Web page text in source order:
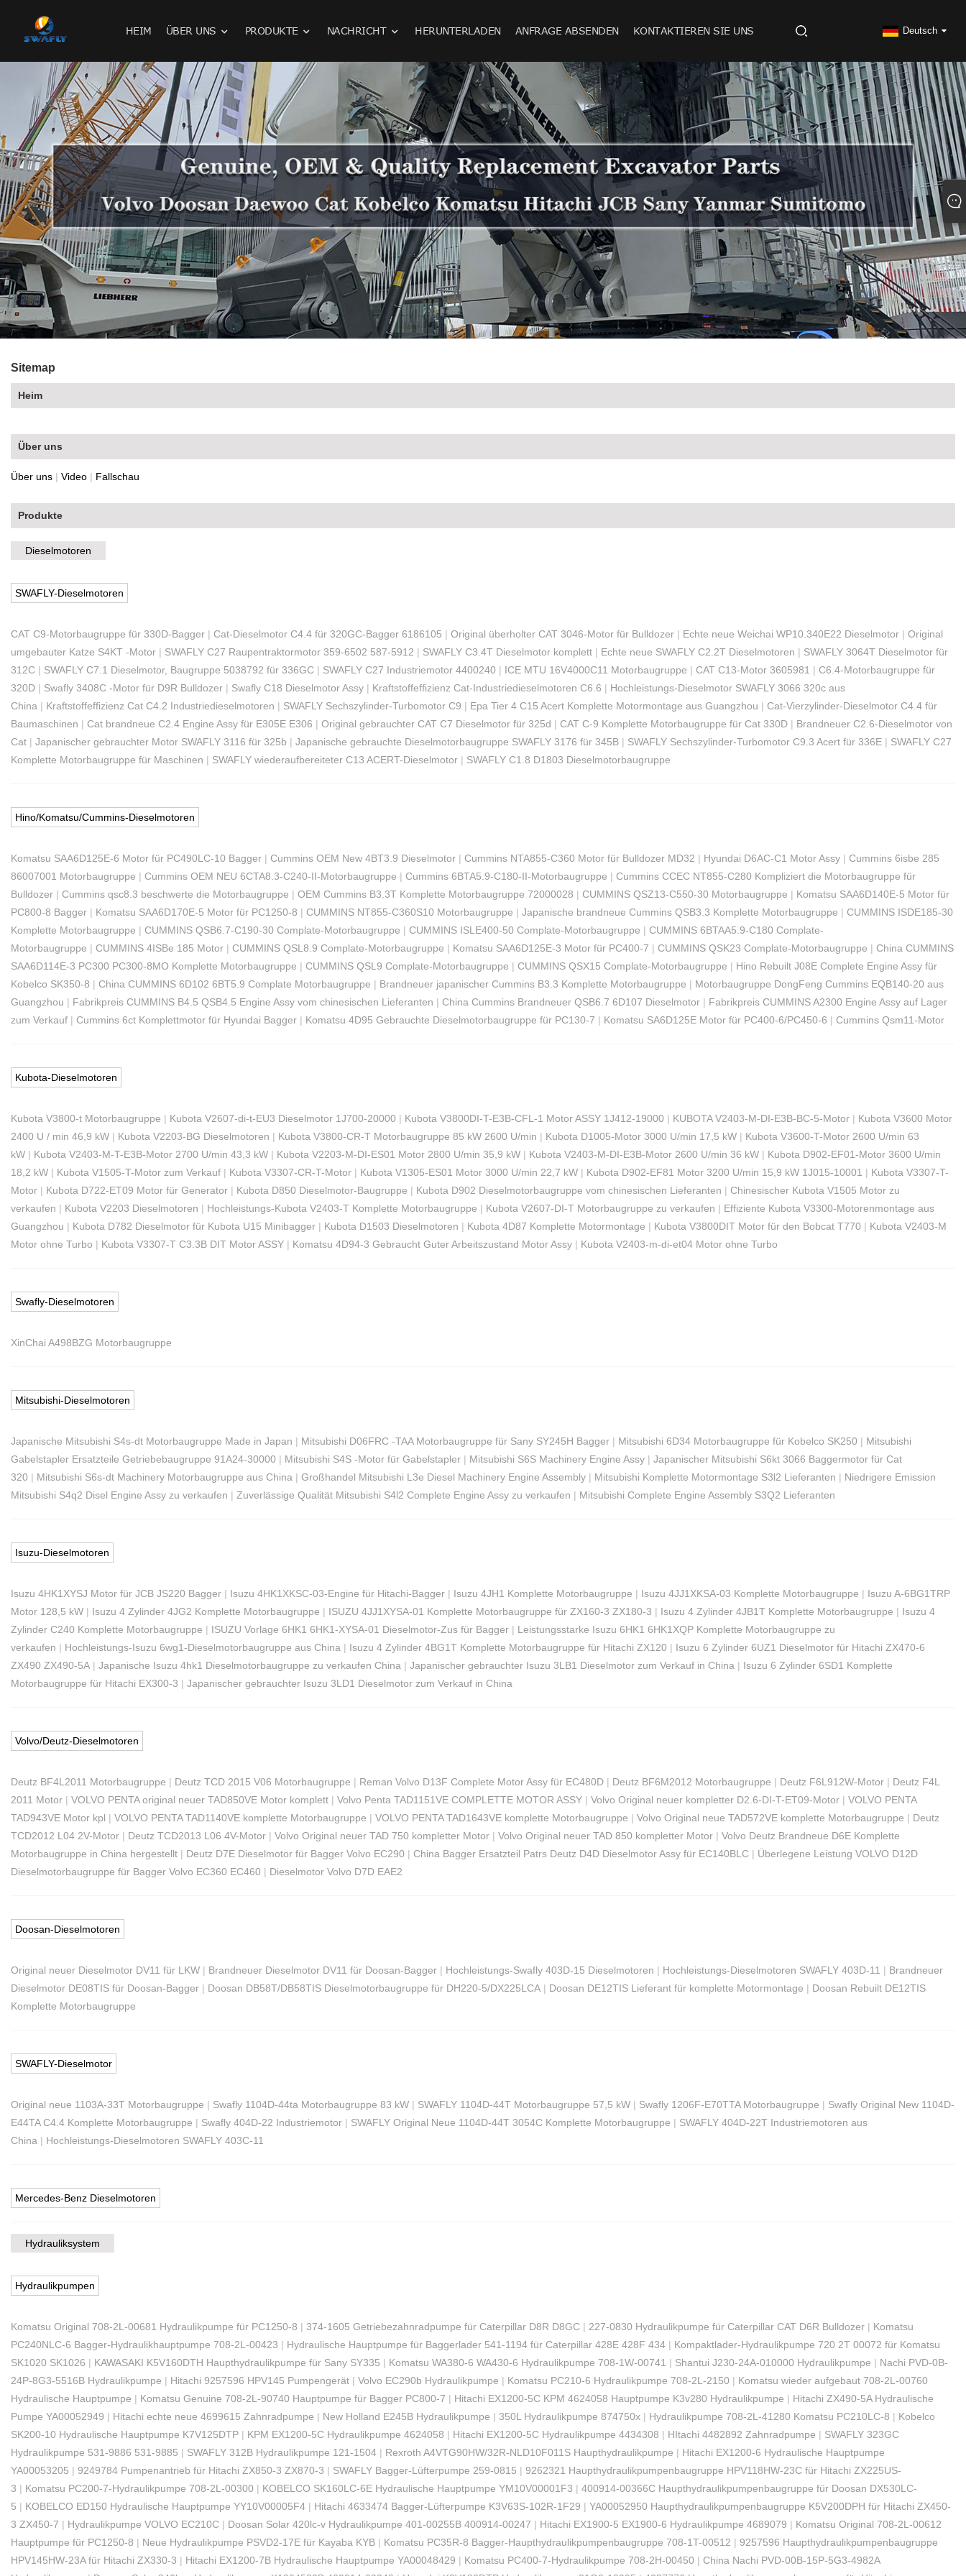
HEIM ÜBER UNS PRODUKTE NACHRICHT HERUNTERLADEN ANFRAGE ABSENDEN KONTAKTIEREN SIE UNS Deutsch
Sitemap
Heim
Über uns
Über uns | Video | Fallschau
Produkte
Dieselmotoren
SWAFLY-Dieselmotoren
CAT C9-Motorbaugruppe für 330D-Bagger | Cat-Dieselmotor C4.4 für 320GC-Bagger 6186105 | Original überholter CAT 3046-Motor für Bulldozer | Echte neue Weichai WP10.340E22 Dieselmotor | Original
umgebauter Katze S4KT -Motor | SWAFLY C27 Raupentraktormotor 359-6502 587-5912 | SWAFLY C3.4T Dieselmotor komplett | Echte neue SWAFLY C2.2T Dieselmotoren | SWAFLY 3064T Dieselmotor für
312C | SWAFLY C7.1 Dieselmotor, Baugruppe 5038792 für 336GC | SWAFLY C27 Industriemotor 4400240 | ICE MTU 16V4000C11 Motorbaugruppe | CAT C13-Motor 3605981 | C6.4-Motorbaugruppe für
320D | Swafly 3408C -Motor für D9R Bulldozer | Swafly C18 Dieselmotor Assy | Kraftstoffeffizienz Cat-Industriedieselmotoren C6.6 | Hochleistungs-Dieselmotor SWAFLY 3066 320c aus
China | Kraftstoffeffizienz Cat C4.2 Industriedieselmotoren | SWAFLY Sechszylinder-Turbomotor C9 | Epa Tier 4 C15 Acert Komplette Motormontage aus Guangzhou | Cat-Vierzylinder-Dieselmotor C4.4 für
Baumaschinen | Cat brandneue C2.4 Engine Assy für E305E E306 | Original gebrauchter CAT C7 Dieselmotor für 325d | CAT C-9 Komplette Motorbaugruppe für Cat 330D | Brandneuer C2.6-Dieselmotor von
Cat | Japanischer gebrauchter Motor SWAFLY 3116 für 325b | Japanische gebrauchte Dieselmotorbaugruppe SWAFLY 3176 für 345B | SWAFLY Sechszylinder-Turbomotor C9.3 Acert für 336E | SWAFLY C27
Komplette Motorbaugruppe für Maschinen | SWAFLY wiederaufbereiteter C13 ACERT-Dieselmotor | SWAFLY C1.8 D1803 Dieselmotorbaugruppe
Hino/Komatsu/Cummins-Dieselmotoren
Komatsu SAA6D125E-6 Motor für PC490LC-10 Bagger | Cummins OEM New 4BT3.9 Dieselmotor | Cummins NTA855-C360 Motor für Bulldozer MD32 | Hyundai D6AC-C1 Motor Assy | Cummins 6isbe 285
86007001 Motorbaugruppe | Cummins OEM NEU 6CTA8.3-C240-II-Motorbaugruppe | Cummins 6BTA5.9-C180-II-Motorbaugruppe | Cummins CCEC NT855-C280 Kompliziert die Motorbaugruppe für
Bulldozer | Cummins qsc8.3 beschwerte die Motorbaugruppe | OEM Cummins B3.3T Komplette Motorbaugruppe 72000028 | CUMMINS QSZ13-C550-30 Motorbaugruppe | Komatsu SAA6D140E-5 Motor für
PC800-8 Bagger | Komatsu SAA6D170E-5 Motor für PC1250-8 | CUMMINS NT855-C360S10 Motorbaugruppe | Japanische brandneue Cummins QSB3.3 Komplette Motorbaugruppe | CUMMINS ISDE185-30
Komplette Motorbaugruppe | CUMMINS QSB6.7-C190-30 Complate-Motorbaugruppe | CUMMINS ISLE400-50 Complate-Motorbaugruppe | CUMMINS 6BTAA5.9-C180 Complate-
Motorbaugruppe | CUMMINS 4ISBe 185 Motor | CUMMINS QSL8.9 Complate-Motorbaugruppe | Komatsu SAA6D125E-3 Motor für PC400-7 | CUMMINS QSK23 Complate-Motorbaugruppe | China CUMMINS
SAA6D114E-3 PC300 PC300-8MO Komplette Motorbaugruppe | CUMMINS QSL9 Complate-Motorbaugruppe | CUMMINS QSX15 Complate-Motorbaugruppe | Hino Rebuilt J08E Complete Engine Assy für
Kobelco SK350-8 | China CUMMINS 6D102 6BT5.9 Complate Motorbaugruppe | Brandneuer japanischer Cummins B3.3 Komplette Motorbaugruppe | Motorbaugruppe DongFeng Cummins EQB140-20 aus
Guangzhou | Fabrikpreis CUMMINS B4.5 QSB4.5 Engine Assy vom chinesischen Lieferanten | China Cummins Brandneuer QSB6.7 6D107 Dieselmotor | Fabrikpreis CUMMINS A2300 Engine Assy auf Lager
zum Verkauf | Cummins 6ct Komplettmotor für Hyundai Bagger | Komatsu 4D95 Gebrauchte Dieselmotorbaugruppe für PC130-7 | Komatsu SA6D125E Motor für PC400-6/PC450-6 | Cummins Qsm11-Motor
Kubota-Dieselmotoren
Kubota V3800-t Motorbaugruppe | Kubota V2607-di-t-EU3 Dieselmotor 1J700-20000 | Kubota V3800DI-T-E3B-CFL-1 Motor ASSY 1J412-19000 | KUBOTA V2403-M-DI-E3B-BC-5-Motor | Kubota V3600 Motor
2400 U / min 46,9 kW | Kubota V2203-BG Dieselmotoren | Kubota V3800-CR-T Motorbaugruppe 85 kW 2600 U/min | Kubota D1005-Motor 3000 U/min 17,5 kW | Kubota V3600-T-Motor 2600 U/min 63
kW | Kubota V2403-M-T-E3B-Motor 2700 U/min 43,3 kW | Kubota V2203-M-DI-ES01 Motor 2800 U/min 35,9 kW | Kubota V2403-M-DI-E3B-Motor 2600 U/min 36 kW | Kubota D902-EF01-Motor 3600 U/min
18,2 kW | Kubota V1505-T-Motor zum Verkauf | Kubota V3307-CR-T-Motor | Kubota V1305-ES01 Motor 3000 U/min 22,7 kW | Kubota D902-EF81 Motor 3200 U/min 15,9 kW 1J015-10001 | Kubota V3307-T-
Motor | Kubota D722-ET09 Motor für Generator | Kubota D850 Dieselmotor-Baugruppe | Kubota D902 Dieselmotorbaugruppe vom chinesischen Lieferanten | Chinesischer Kubota V1505 Motor zu
verkaufen | Kubota V2203 Dieselmotoren | Hochleistungs-Kubota V2403-T Komplette Motorbaugruppe | Kubota V2607-DI-T Motorbaugruppe zu verkaufen | Effiziente Kubota V3300-Motorenmontage aus
Guangzhou | Kubota D782 Dieselmotor für Kubota U15 Minibagger | Kubota D1503 Dieselmotoren | Kubota 4D87 Komplette Motormontage | Kubota V3800DIT Motor für den Bobcat T770 | Kubota V2403-M
Motor ohne Turbo | Kubota V3307-T C3.3B DIT Motor ASSY | Komatsu 4D94-3 Gebraucht Guter Arbeitszustand Motor Assy | Kubota V2403-m-di-et04 Motor ohne Turbo
Swafly-Dieselmotoren
XinChai A498BZG Motorbaugruppe
Mitsubishi-Dieselmotoren
Japanische Mitsubishi S4s-dt Motorbaugruppe Made in Japan | Mitsubishi D06FRC -TAA Motorbaugruppe für Sany SY245H Bagger | Mitsubishi 6D34 Motorbaugruppe für Kobelco SK250 | Mitsubishi
Gabelstapler Ersatzteile Getriebebaugruppe 91A24-30000 | Mitsubishi S4S -Motor für Gabelstapler | Mitsubishi S6S Machinery Engine Assy | Japanischer Mitsubishi S6kt 3066 Baggermotor für Cat
320 | Mitsubishi S6s-dt Machinery Motorbaugruppe aus China | Großhandel Mitsubishi L3e Diesel Machinery Engine Assembly | Mitsubishi Komplette Motormontage S3l2 Lieferanten | Niedrigere Emission
Mitsubishi S4q2 Disel Engine Assy zu verkaufen | Zuverlässige Qualität Mitsubishi S4l2 Complete Engine Assy zu verkaufen | Mitsubishi Complete Engine Assembly S3Q2 Lieferanten
Isuzu-Dieselmotoren
Isuzu 4HK1XYSJ Motor für JCB JS220 Bagger | Isuzu 4HK1XKSC-03-Engine für Hitachi-Bagger | Isuzu 4JH1 Komplette Motorbaugruppe | Isuzu 4JJ1XKSA-03 Komplette Motorbaugruppe | Isuzu A-6BG1TRP
Motor 128,5 kW | Isuzu 4 Zylinder 4JG2 Komplette Motorbaugruppe | ISUZU 4JJ1XYSA-01 Komplette Motorbaugruppe für ZX160-3 ZX180-3 | Isuzu 4 Zylinder 4JB1T Komplette Motorbaugruppe | Isuzu 4
Zylinder C240 ​​Komplette Motorbaugruppe | ISUZU Vorlage 6HK1 6HK1-XYSA-01 Dieselmotor-Zus für Bagger | Leistungsstarke Isuzu 6HK1 6HK1XQP Komplette Motorbaugruppe zu
verkaufen | Hochleistungs-Isuzu 6wg1-Dieselmotorbaugruppe aus China | Isuzu 4 Zylinder 4BG1T Komplette Motorbaugruppe für Hitachi ZX120 | Isuzu 6 Zylinder 6UZ1 Dieselmotor für Hitachi ZX470-6
ZX490 ZX490-5A | Japanische Isuzu 4hk1 Dieselmotorbaugruppe zu verkaufen China | Japanischer gebrauchter Isuzu 3LB1 Dieselmotor zum Verkauf in China | Isuzu 6 Zylinder 6SD1 Komplette
Motorbaugruppe für Hitachi EX300-3 | Japanischer gebrauchter Isuzu 3LD1 Dieselmotor zum Verkauf in China
Volvo/Deutz-Dieselmotoren
Deutz BF4L2011 Motorbaugruppe | Deutz TCD 2015 V06 Motorbaugruppe | Reman Volvo D13F Complete Motor Assy für EC480D | Deutz BF6M2012 Motorbaugruppe | Deutz F6L912W-Motor | Deutz F4L
2011 Motor | VOLVO PENTA original neuer TAD850VE Motor komplett | Volvo Penta TAD1151VE COMPLETTE MOTOR ASSY | Volvo Original neuer kompletter D2.6-DI-T-ET09-Motor | VOLVO PENTA
TAD943VE Motor kpl | VOLVO PENTA TAD1140VE komplette Motorbaugruppe | VOLVO PENTA TAD1643VE komplette Motorbaugruppe | Volvo Original neue TAD572VE komplette Motorbaugruppe | Deutz
TCD2012 L04 2V-Motor | Deutz TCD2013 L06 4V-Motor | Volvo Original neuer TAD 750 kompletter Motor | Volvo Original neuer TAD 850 kompletter Motor | Volvo Deutz Brandneue D6E Komplette
Motorbaugruppe in China hergestellt | Deutz D7E Dieselmotor für Bagger Volvo EC290 | China Bagger Ersatzteil Patrs Deutz D4D Dieselmotor Assy für EC140BLC | Überlegene Leistung VOLVO D12D
Dieselmotorbaugruppe für Bagger Volvo EC360 EC460 | Dieselmotor Volvo D7D EAE2
Doosan-Dieselmotoren
Original neuer Dieselmotor DV11 für LKW | Brandneuer Dieselmotor DV11 für Doosan-Bagger | Hochleistungs-Swafly 403D-15 Dieselmotoren | Hochleistungs-Dieselmotoren SWAFLY 403D-11 | Brandneuer
Dieselmotor DE08TIS für Doosan-Bagger | Doosan DB58T/DB58TIS Dieselmotorbaugruppe für DH220-5/DX225LCA | Doosan DE12TIS Lieferant für komplette Motormontage | Doosan Rebuilt DE12TIS
Komplette Motorbaugruppe
SWAFLY-Dieselmotor
Original neue 1103A-33T Motorbaugruppe | Swafly 1104D-44ta Motorbaugruppe 83 kW | SWAFLY 1104D-44T Motorbaugruppe 57,5 ​​kW | Swafly 1206F-E70TTA Motorbaugruppe | Swafly Original New 1104D-
E44TA C4.4 Komplette Motorbaugruppe | Swafly 404D-22 Industriemotor | SWAFLY Original Neue 1104D-44T 3054C Komplette Motorbaugruppe | SWAFLY 404D-22T Industriemotoren aus
China | Hochleistungs-Dieselmotoren SWAFLY 403C-11
Mercedes-Benz Dieselmotoren
Hydrauliksystem
Hydraulikpumpen
Komatsu Original 708-2L-00681 Hydraulikpumpe für PC1250-8 | 374-1605 Getriebezahnradpumpe für Caterpillar D8R D8GC | 227-0830 Hydraulikpumpe für Caterpillar CAT D6R Bulldozer | Komatsu
PC240NLC-6 Bagger-Hydraulikhauptpumpe 708-2L-00423 | Hydraulische Hauptpumpe für Baggerlader 541-1194 für Caterpillar 428E 428F 434 | Kompaktlader-Hydraulikpumpe 720 2T 00072 für Komatsu
SK1020 SK1026 | KAWASAKI K5V160DTH Haupthydraulikpumpe für Sany SY335 | Komatsu WA380-6 WA430-6 Hydraulikpumpe 708-1W-00741 | Shantui J230-24A-010000 Hydraulikpumpe | Nachi PVD-0B-
24P-8G3-5516B Hydraulikpumpe | Hitachi 9257596 HPV145 Pumpengerät | Volvo EC290b Hydraulikpumpe | Komatsu PC210-6 Hydraulikpumpe 708-2L-2150 | Komatsu wieder aufgebaut 708-2L-00760
Hydraulische Hauptpumpe | Komatsu Genuine 708-2L-90740 Hauptpumpe für Bagger PC800-7 | Hitachi EX1200-5C KPM 4624058 Hauptpumpe K3v280 Hydraulikpumpe | Hitachi ZX490-5A Hydraulische
Pumpe YA00052949 | Hitachi echte neue 4699615 Zahnradpumpe | New Holland E245B Hydraulikpumpe | 350L Hydraulikpumpe 874750x | Hydraulikpumpe 708-2L-41280 Komatsu PC210LC-8 | Kobelco
SK200-10 Hydraulische Hauptpumpe K7V125DTP | KPM EX1200-5C Hydraulikpumpe 4624058 | Hitachi EX1200-5C Hydraulikpumpe 4434308 | HItachi 4482892 Zahnradpumpe | SWAFLY 323GC
Hydraulikpumpe 531-9886 531-9885 | SWAFLY 312B Hydraulikpumpe 121-1504 | Rexroth A4VTG90HW/32R-NLD10F011S Haupthydraulikpumpe | Hitachi EX1200-6 Hydraulische Hauptpumpe
YA00053205 | 9249784 Pumpenantrieb für Hitachi ZX850-3 ZX870-3 | SWAFLY Bagger-Lüfterpumpe 259-0815 | 9262321 Haupthydraulikpumpenbaugruppe HPV118HW-23C für Hitachi ZX225US-
3 | Komatsu PC200-7-Hydraulikpumpe 708-2L-00300 | KOBELCO SK160LC-6E Hydraulische Hauptpumpe YM10V00001F3 | 400914-00366C Haupthydraulikpumpenbaugruppe für Doosan DX530LC-
5 | KOBELCO ED150 Hydraulische Hauptpumpe YY10V00005F4 | Hitachi 4633474 Bagger-Lüfterpumpe K3V63S-102R-1F29 | YA00052950 Haupthydraulikpumpenbaugruppe K5V200DPH für Hitachi ZX450-
3 ZX450-7 | Hydraulikpumpe VOLVO EC210C | Doosan Solar 420lc-v Hydraulikpumpe 401-00255B 400914-00247 | Hitachi EX1900-5 EX1900-6 Hydraulikpumpe 4689079 | Komatsu Original 708-2L-00612
Hauptpumpe für PC1250-8 | Neue Hydraulikpumpe PSVD2-17E für Kayaba KYB | Komatsu PC35R-8 Bagger-Haupthydraulikpumpenbaugruppe 708-1T-00512 | 9257596 Haupthydraulikpumpenbaugruppe
HPV145HW-23A für Hitachi ZX330-3 | Hitachi EX1200-7B Hydraulische Hauptpumpe YA00048429 | Komatsu PC400-7-Hydraulikpumpe 708-2Н-00450 | China Nachi PVD-00B-15P-5G3-4982A